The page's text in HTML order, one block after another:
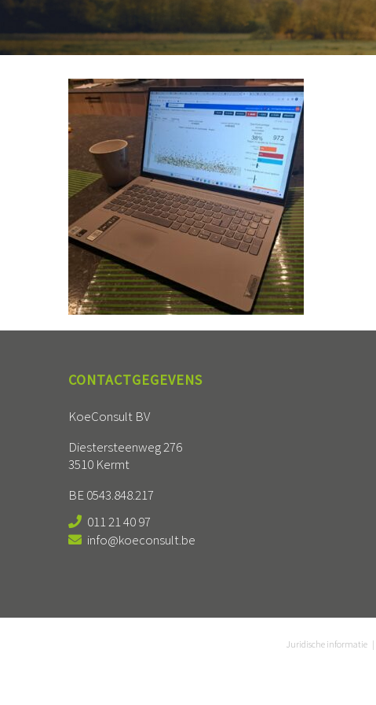
CONTACTGEGEVENS
KoeConsult BV
Diestersteenweg 276
3510 Kermt
BE 0543.848.217
011 21 40 97
info@koeconsult.be
Juridische informatie |